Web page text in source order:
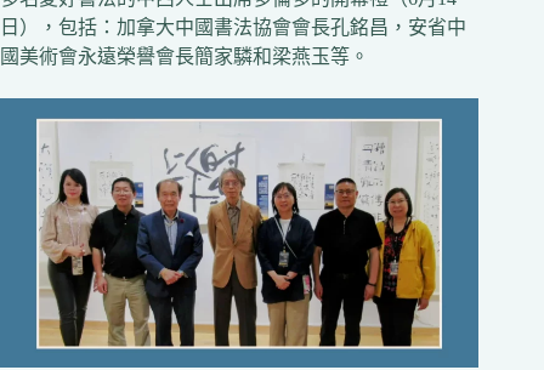
日），包括：加拿大中國書法協會會長孔銘昌，安省中
國美術會永遠榮譽會長簡家驎和梁燕玉等。